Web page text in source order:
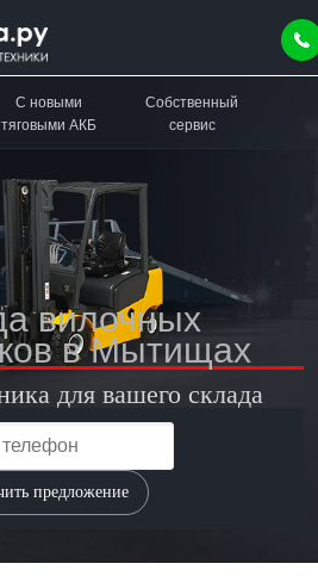
С новыми
тяговыми АКБ
Собственный
сервис
вилочных
в Мытищах
для вашего склада